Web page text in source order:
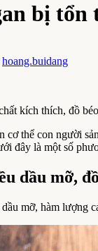
bị
hoang.buidang
kích thích, đồ
cơ thể con người
đây là một số
dầu mỡ,
mỡ, hàm lượng